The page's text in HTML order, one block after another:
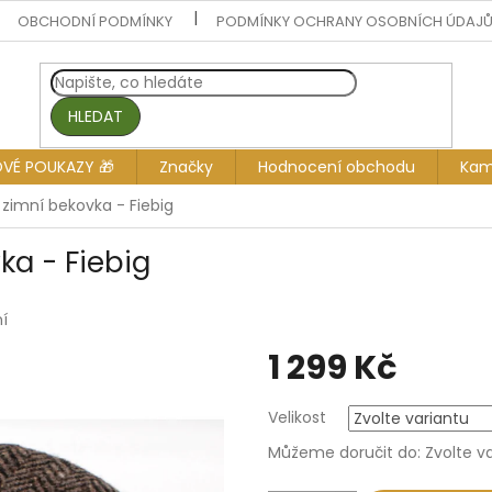
OBCHODNÍ PODMÍNKY PODMÍNKY OCHRANY OSOBNÍCH ÚDAJŮ
HLEDAT
POUKAZY 🎁 Značky Hodnocení obchodu
bekovka - Fiebig
- Fiebig
1 299 Kč
cena:
Velikost
Můžeme doručit do: Zvolte